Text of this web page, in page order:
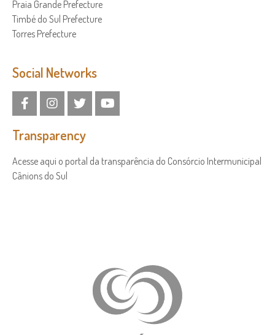
Praia Grande Prefecture
Timbé do Sul Prefecture
Torres Prefecture
Social Networks
Transparency
Acesse aqui o portal da transparência do Consórcio Intermunicipal
Cânions do Sul